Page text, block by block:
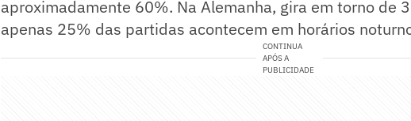
aproximadamente 60%. Na Alemanha, gira em torno de
apenas 25% das partidas acontecem em horários
CONTINUA
APÓS A
PUBLICIDADE